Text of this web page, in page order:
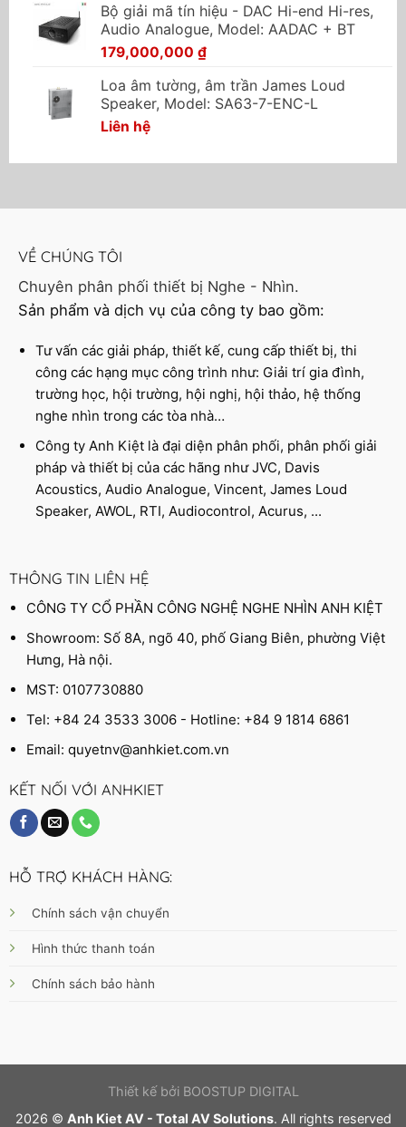
Bộ giải mã tín hiệu - DAC Hi-end Hi-res,
Audio Analogue, Model: AADAC + BT
179,000,000 ₫
Loa âm tường, âm trần James Loud
Speaker, Model: SA63-7-ENC-L
Liên hệ
VỀ CHÚNG TÔI
Chuyên phân phối thiết bị Nghe - Nhìn.
Sản phẩm và dịch vụ của công ty bao gồm:
Tư vấn các giải pháp, thiết kế, cung cấp thiết bị, thi
công các hạng mục công trình như: Giải trí gia đình,
trường học, hội trường, hội nghị, hội thảo, hệ thống
nghe nhìn trong các tòa nhà…
Công ty Anh Kiệt là đại diện phân phối, phân phối giải
pháp và thiết bị của các hãng như JVC, Davis
Acoustics, Audio Analogue, Vincent, James Loud
Speaker, AWOL, RTI, Audiocontrol, Acurus, ...
THÔNG TIN LIÊN HỆ
CÔNG TY CỔ PHẦN CÔNG NGHỆ NGHE NHÌN ANH KIỆT
Showroom: Số 8A, ngõ 40, phố Giang Biên, phường Việt
Hưng, Hà nội.
MST: 0107730880
Tel: +84 24 3533 3006 - Hotline: +84 9 1814 6861
Email:quyetnv@anhkiet.com.vn
KẾT NỐI VỚI ANHKIET
HỖ TRỢ KHÁCH HÀNG:
Chính sách vận chuyển
Hình thức thanh toán
Chính sách bảo hành
Thiết kế bởi BOOSTUP DIGITAL
2026 © Anh Kiet AV - Total AV Solutions. All rights reserved